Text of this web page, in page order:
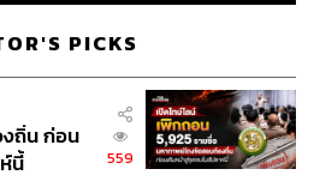
PICKS
ถิ่น ก่อน
นี้
559